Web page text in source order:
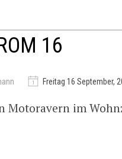
16
Freitag 16 September,
Motoravern im